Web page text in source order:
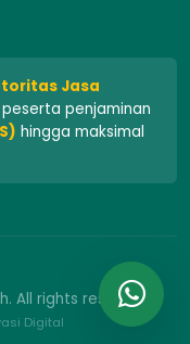
Jasa
penjaminan
hingga maksimal
All rights reserved.
Digital